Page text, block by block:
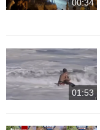
00:34
01:53